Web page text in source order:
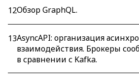
12Обзор GraphQL.
13AsyncAPI: организация
взаимодействия. Брокеры
в сравнении с Kafka.